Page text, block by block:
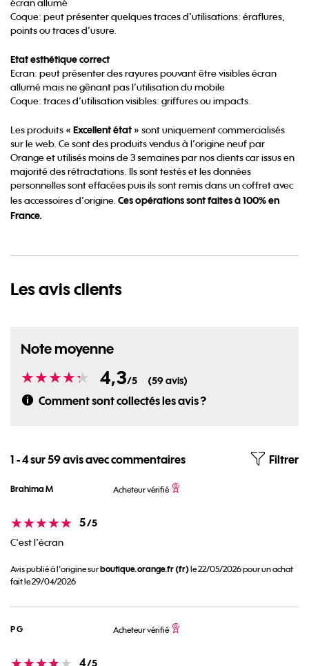
écran allumé
Coque: peut présenter quelques traces d’utilisations: éraflures,
points ou traces d’usure.
Etat esthétique correct
Ecran: peut présenter des rayures pouvant être visibles écran
allumé mais ne gênant pas l’utilisation du mobile
Coque: traces d’utilisation visibles: griffures ou impacts.
Les produits « Excellent état » sont uniquement commercialisés
sur le web. Ce sont des produits vendus à l’origine neuf par
Orange et utilisés moins de 3 semaines par nos clients car issus en
majorité des rétractations. Ils sont testés et les données
personnelles sont effacées puis ils sont remis dans un coffret avec
les accessoires d’origine. Ces opérations sont faites à 100% en
France​.
Lesavis clients
Note moyenne
Note
4,3/5 (59 avis)
Comment sont collectés les avis ?
1 - 4 sur 59 avis avec commentaires Filtrer
Brahima M Acheteur vérifié
Note
5/5
C'est l'écran
Avis publié à l’origine surboutique.orange.fr (fr) le 22/05/2026 pour un achat
fait le 29/04/2026
P G Acheteur vérifié
Note
4/5